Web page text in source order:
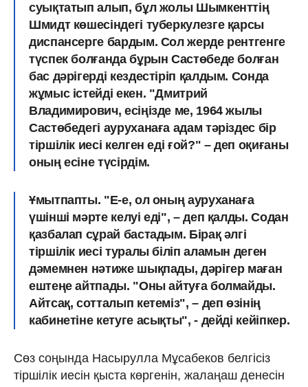
суықтатып алып, бұл жолы Шымкенттің
Шмидт көшесіндегі туберкулезге қарсы
диспансерге бардым. Сол жерде рентгенге
түспек болғанда бұрын Састөбеде болған
бас дәрігерді кездестіріп қалдым. Сонда
жұмыс істейді екен. "Дмитрий
Владимирович, есіңізде ме, 1964 жылы
Састөбедегі ауруханаға адам тәріздес бір
тіршілік иесі келген еді ғой?" – деп оқиғаны
оның есіне түсірдім.
Ұмытпапты. "Е-е, ол оның ауруханаға
үшінші мәрте келуі еді", – деп қалды. Содан
қазбалап сұрай бас­тадым. Бірақ әлгі
тіршілік иесі туралы біліп аламын деген
дәмемнен нәтиже шықпады, дәрігер маған
ештеңе айтпады. "Оны айтуға болмайды.
Айтсақ, сотталып кете­міз", – деп өзінің
каби­нетіне ке­ту­ге асықты", - дейді кейіпкер.
Сөз соңында Насырулла Мұсабеков белгісіз
тіршілік иесін қыста көргенін, жалаңаш денесін